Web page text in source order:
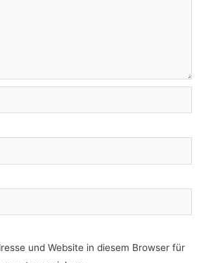
und Website in diesem Browser für